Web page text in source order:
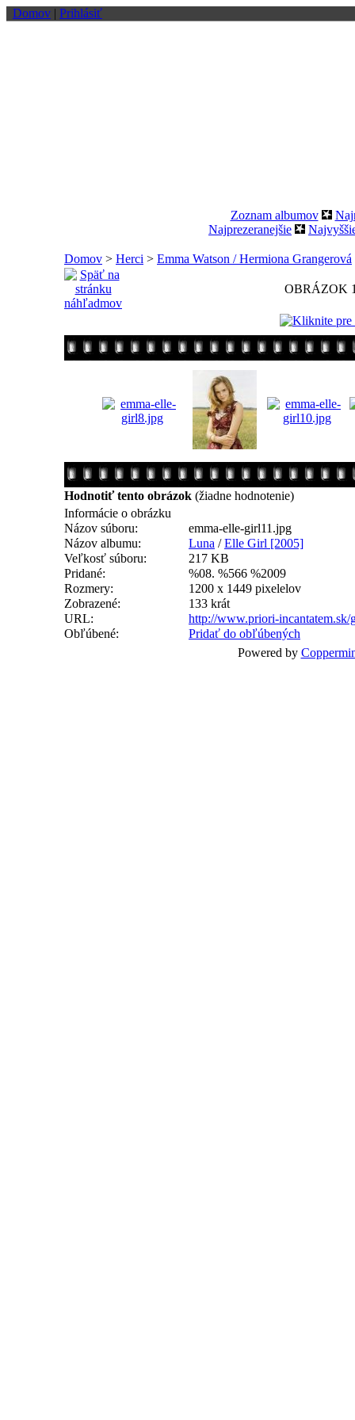
Domov | Prihlásiť
Zoznam albumov
Najprezeranejšie
Domov > Herci > Emma Watson / Hermiona Grangerová
OBRÁZOK
Hodnotiť tento obrázok (žiadne hodnotenie)
Informácie o obrázku
Názov súboru:
emma-elle-girl11.jpg
Názov albumu:
Luna /Elle Girl [2005]
Veľkosť súboru:
217 KB
Pridané:
%08. %566 %2009
Rozmery:
1200 x 1449 pixelelov
Zobrazené:
133 krát
URL:
http://www.priori-incantatem.sk/
Obľúbené:
Pridať do obľúbených
Powered by